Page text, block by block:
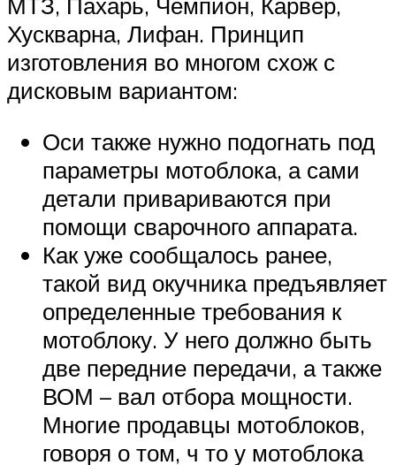
Хускварна, Лифан. Принцип
изготовления во многом схож с
дисковым вариантом:
Оси также нужно подогнать под
параметры мотоблока, а сами
детали привариваются при
помощи сварочного аппарата.
Как уже сообщалось ранее,
такой вид окучника предъявляет
определенные требования к
мотоблоку. У него должно быть
две передние передачи, а также
ВОМ – вал отбора мощности.
Многие продавцы мотоблоков,
говоря о том, ч то у мотоблока